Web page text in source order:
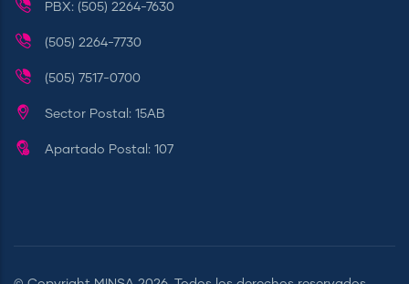
PBX: (505) 2264-7630
(505) 2264-7730
(505) 7517-0700
Sector Postal: 15AB
Apartado Postal: 107